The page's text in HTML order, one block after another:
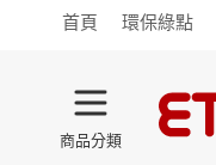
首頁 環保綠點
商品分類